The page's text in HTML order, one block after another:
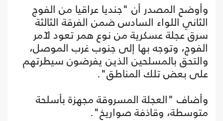
وأوضح المصدر أن "جنديا عراقيا من الفوج
الثاني اللواء السادس ضمن الفرقة الثالثة
سرق عجلة عسكرية من نوع همر تعود لآمر
الفوج، وتوجه بها إلى جنوب غرب الموصل،
والتحق بالمسلحين الذين يفرضون سيطرتهم
على بعض تلك المناطق".
وأضاف "العجلة المسروقة مجهزة بأسلحة
متوسطة، وقاذفة صواريخ".